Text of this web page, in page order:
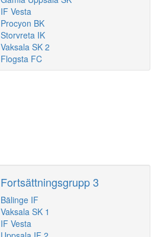
IF Vesta
Procyon BK
Storvreta IK
Vaksala SK 2
Flogsta FC
Fortsättningsgrupp 3
Bälinge IF
Vaksala SK 1
IF Vesta